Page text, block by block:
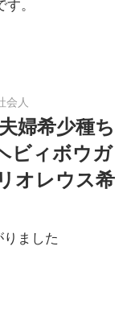
。
会人
婦希少種ち
ビィボウガ
オレウス希
ました